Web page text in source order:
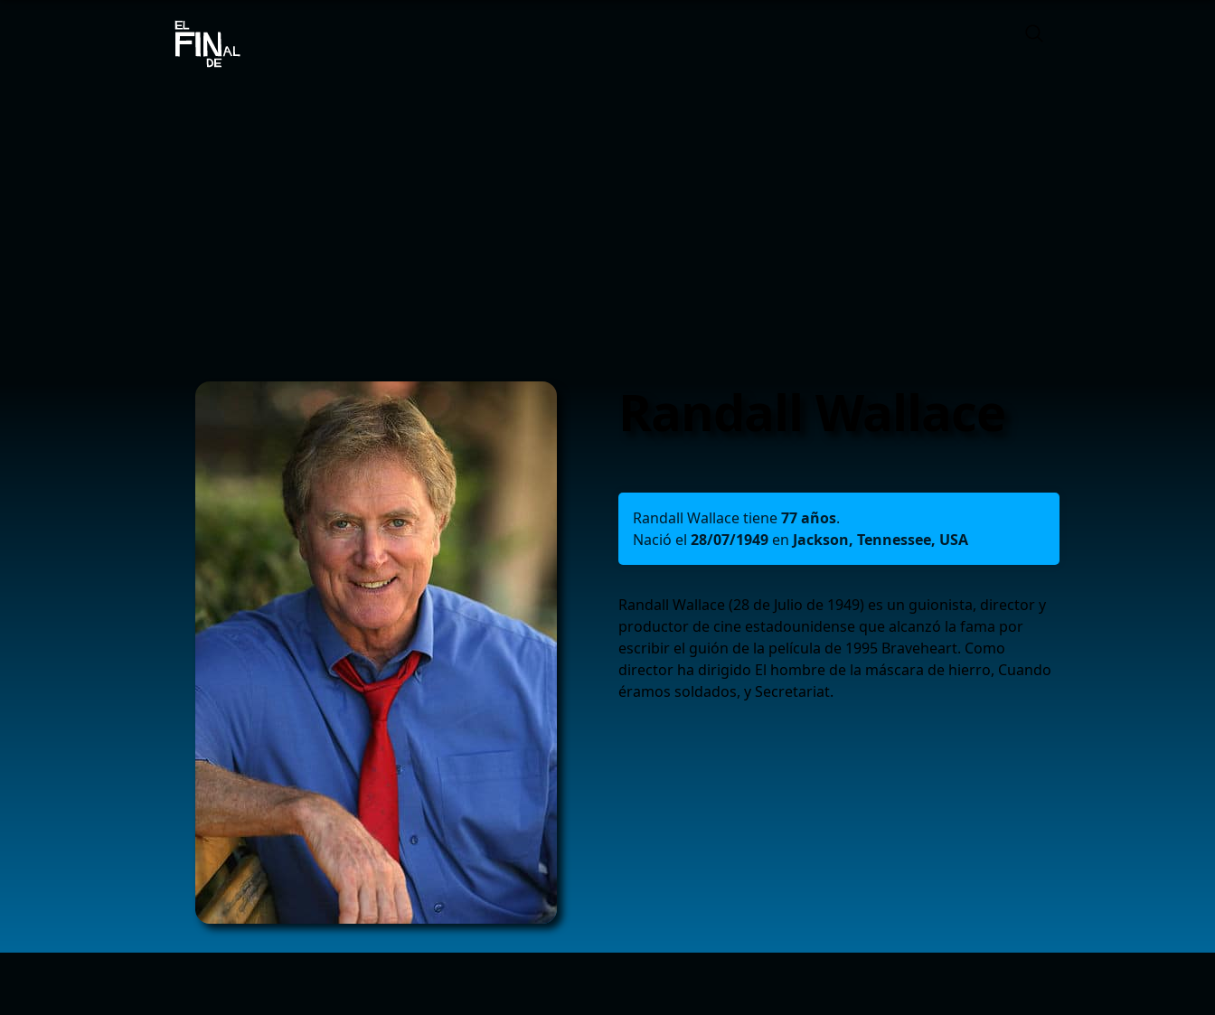
Randall Wallace tiene77 años.
Nació el 28/07/1949 en Jackson, Tennessee, USA
Randall Wallace (28 de Julio de 1949) es un guionista, director y
productor de cine estadounidense que alcanzó la fama por
escribir el guión de la película de 1995 Braveheart. Como
director ha dirigido El hombre de la máscara de hierro, Cuando
éramos soldados, y Secretariat.